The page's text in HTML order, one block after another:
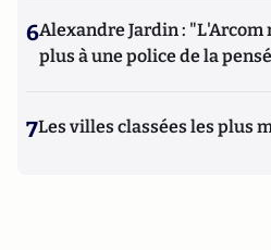
6Alexandre Jardin : "L'Arcom
plus à une police de la
7Les villes classées les plus